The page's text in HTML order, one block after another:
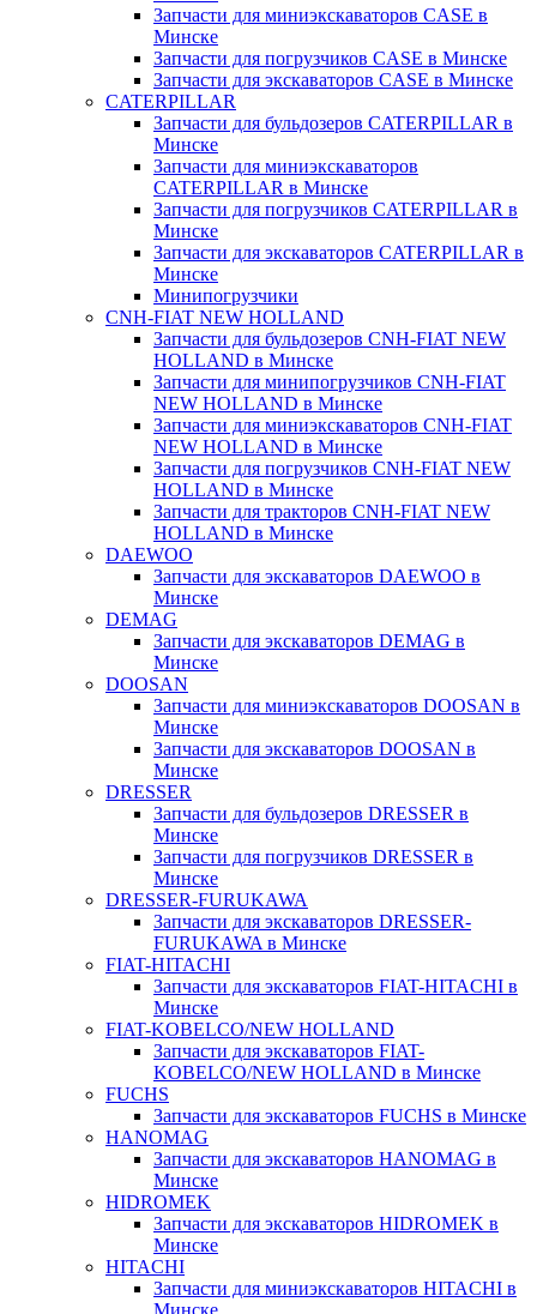
Запчасти для миниэкскаваторов CASE в
Минске
Запчасти для погрузчиков CASE в Минске
Запчасти для экскаваторов CASE в Минске
CATERPILLAR
Запчасти для бульдозеров CATERPILLAR в
Минске
Запчасти для миниэкскаваторов
CATERPILLAR в Минске
Запчасти для погрузчиков CATERPILLAR в
Минске
Запчасти для экскаваторов CATERPILLAR в
Минскe
Минипогрузчики
CNH-FIAT NEW HOLLAND
Запчасти для бульдозеров CNH-FIAT NEW
HOLLAND в Минске
Запчасти для минипогрузчиков CNH-FIAT
NEW HOLLAND в Минске
Запчасти для миниэкскаваторов CNH-FIAT
NEW HOLLAND в Минске
Запчасти для погрузчиков CNH-FIAT NEW
HOLLAND в Минске
Запчасти для тракторов CNH-FIAT NEW
HOLLAND в Минске
DAEWOO
Запчасти для экскаваторов DAEWOO в
Минске
DEMAG
Запчасти для экскаваторов DEMAG в
Минске
DOOSAN
Запчасти для миниэкскаваторов DOOSAN в
Минске
Запчасти для экскаваторов DOOSAN в
Минске
DRESSER
Запчасти для бульдозеров DRESSER в
Минске
Запчасти для погрузчиков DRESSER в
Минске
DRESSER-FURUKAWA
Запчасти для экскаваторов DRESSER-
FURUKAWA в Минске
FIAT-HITACHI
Запчасти для экскаваторов FIAT-HITACHI в
Минске
FIAT-KOBELCO/NEW HOLLAND
Запчасти для экскаваторов FIAT-
KOBELCO/NEW HOLLAND в Минске
FUCHS
Запчасти для экскаваторов FUCHS в Минске
HANOMAG
Запчасти для экскаваторов HANOMAG в
Минске
HIDROMEK
Запчасти для экскаваторов HIDROMEK в
Минске
HITACHI
Запчасти для миниэкскаваторов HITACHI в
Минске